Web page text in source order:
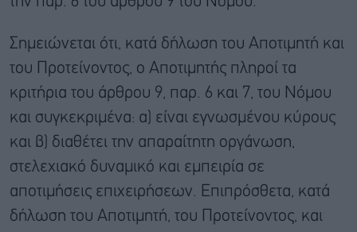
Σημειώνεται ότι, κατά δήλωση του Αποτιμητή και
του Προτείνοντος, ο Αποτιμητής πληροί τα
κριτήρια του άρθρου 9, παρ. 6 και 7, του Νόμου
και συγκεκριμένα: α) είναι εγνωσμένου κύρους
και β) διαθέτει την απαραίτητη οργάνωση,
στελεχιακό δυναμικό και εμπειρία σε
αποτιμήσεις επιχειρήσεων. Επιπρόσθετα, κατά
δήλωση του Αποτιμητή, του Προτείνοντος, και